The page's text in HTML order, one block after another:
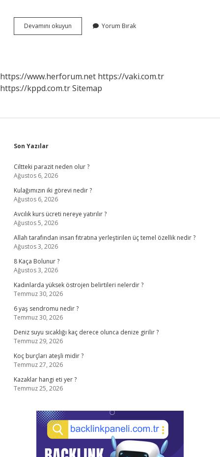
Devamını okuyun
Adam
Yorum Bırak
https://www.herforum.net https://vaki.com.tr
https://kppd.com.trSitemap
Sidebar
Son Yazılar
Ciltteki parazit neden olur ?
Ağustos 6, 2026
Kulağımızın iki görevi nedir ?
Ağustos 6, 2026
Avcılık kurs ücreti nereye yatırılır ?
Ağustos 5, 2026
Allah tarafından insan fıtratına yerleştirilen üç temel özellik nedir ?
Ağustos 3, 2026
8 Kaça Bolunur ?
Ağustos 3, 2026
Kadınlarda yüksek östrojen belirtileri nelerdir ?
Temmuz 30, 2026
6 yaş sendromu nedir ?
Temmuz 30, 2026
Deniz suyu sıcaklığı kaç derece olunca denize girilir ?
Temmuz 29, 2026
Koç burçları ateşli midir ?
Temmuz 27, 2026
Kazaklar hangi eti yer ?
Temmuz 25, 2026